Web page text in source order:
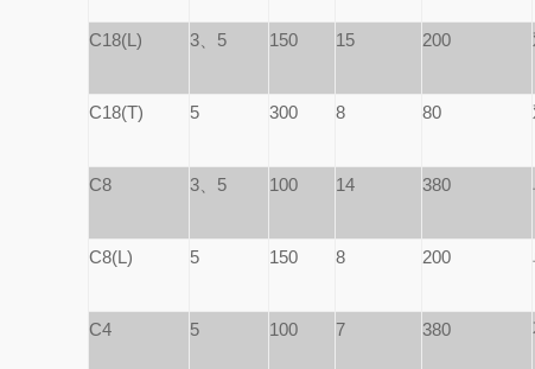
C18(L) 3、5 150 15 200
C18(T) 5 300 8 80
C8 3、5 100 14 380
C8(L) 5 150 8 200
C4 5 100 7 380